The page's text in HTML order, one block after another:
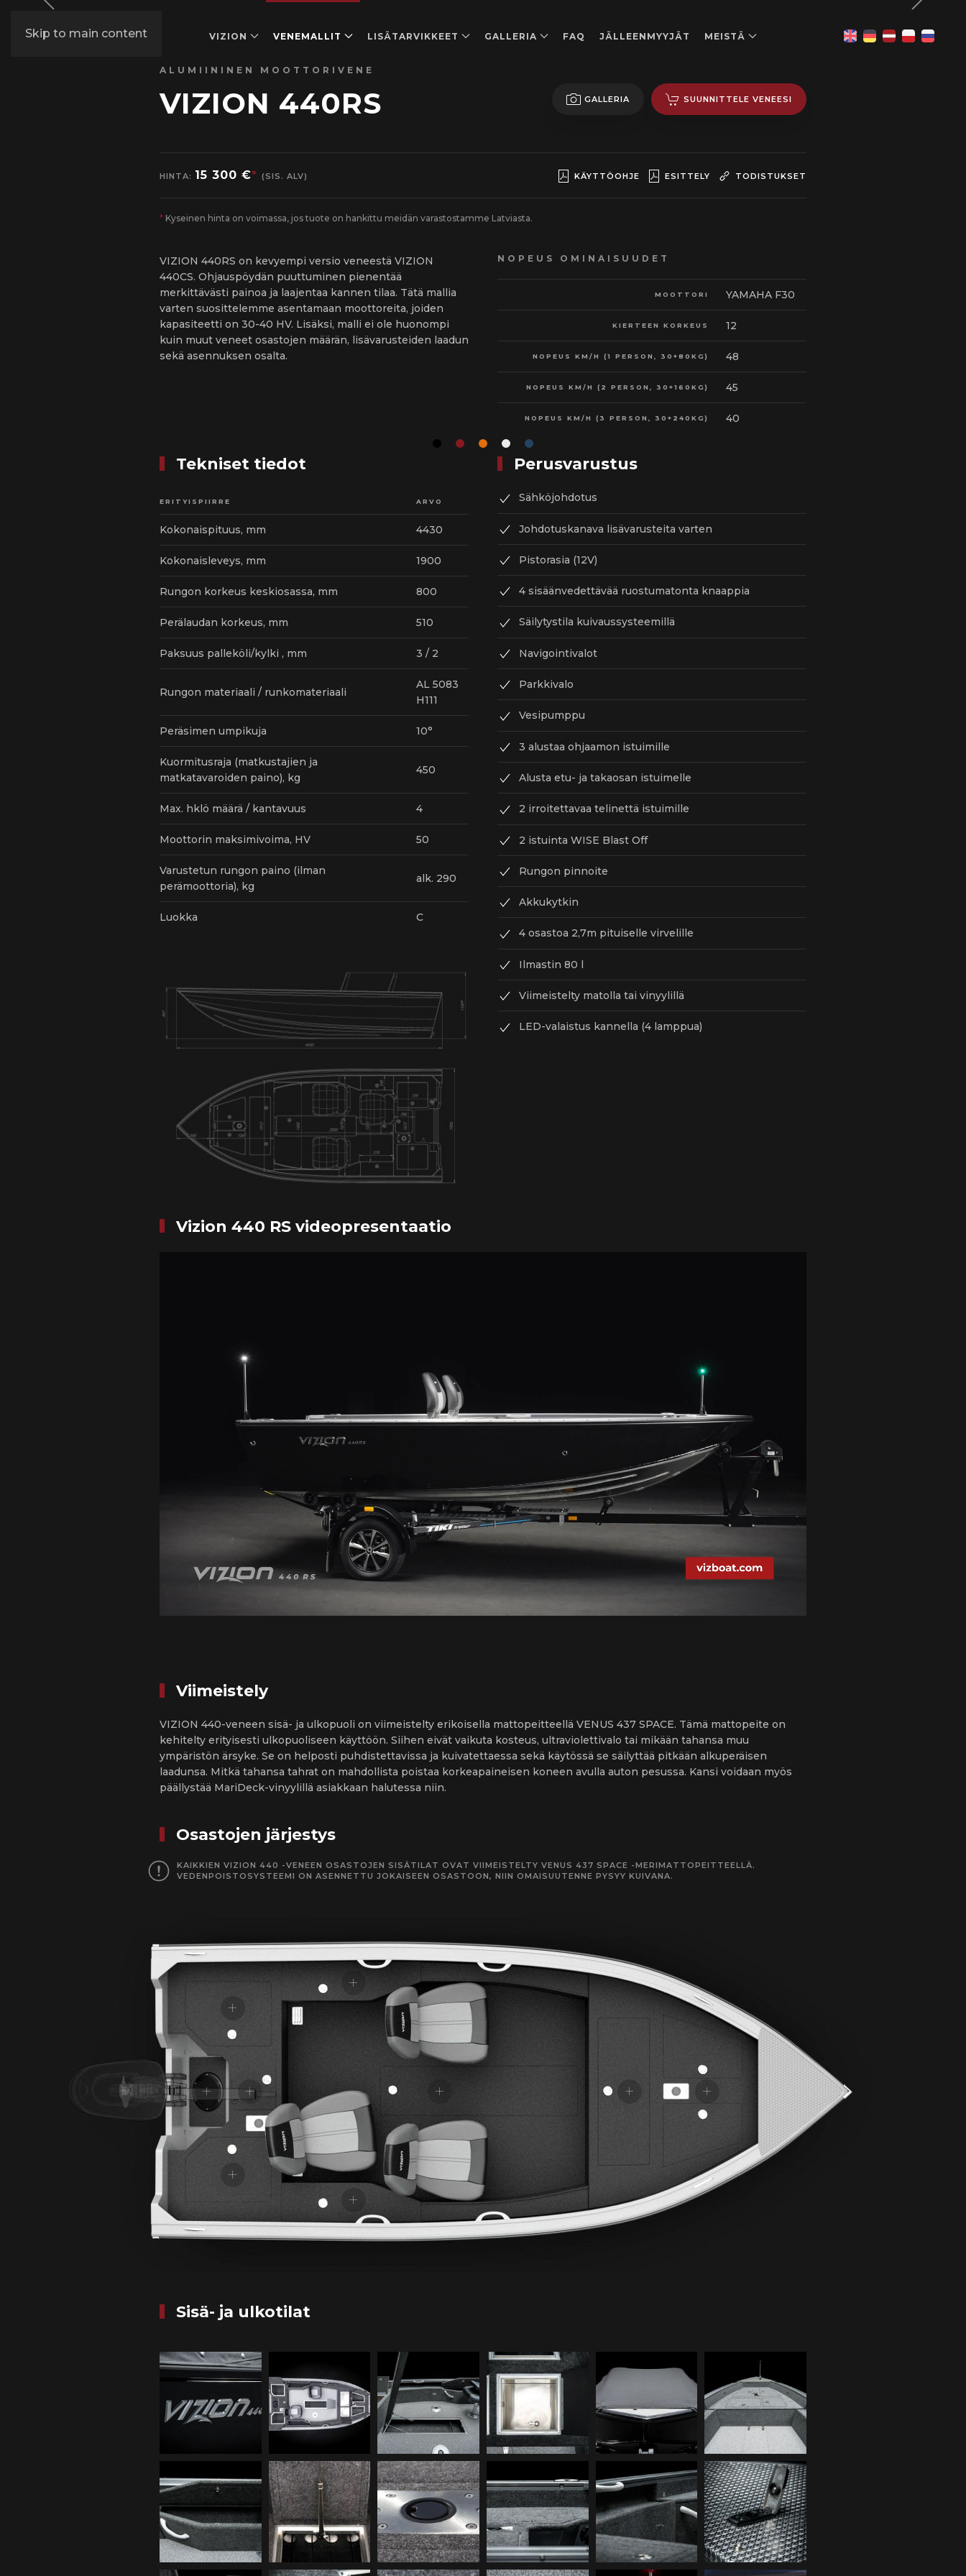
Skip to main content VIZION VENEMALLIT LISÄTARVIKKEET GALLERIA FAQ JÄLLEENMYYJÄT MEISTÄ
ALUMIININEN MOOTTORIVENE
VIZION 440RS GALLERIA SUUNNITTELE VENEESI
HINTA: 15 300 €* (SIS. ALV) KÄYTTÖOHJE ESITTELY TODISTUKSET
* Kyseinen hinta on voimassa, jos tuote on hankittu meidän varastostamme Latviasta.
VIZION 440RS on kevyempi versio veneestä VIZION
440CS. Ohjauspöydän puuttuminen pienentää
merkittävästi painoa ja laajentaa kannen tilaa. Tätä mallia
varten suosittelemme asentamaan moottoreita, joiden
kapasiteetti on 30-40 HV. Lisäksi, malli ei ole huonompi
kuin muut veneet osastojen määrän, lisävarusteiden laadun
sekä asennuksen osalta.
NOPEUS OMINAISUUDET
MOOTTORI YAMAHA F30
KIERTEEN KORKEUS 12
NOPEUS KM/H (1 PERSON, 30+80KG) 48
NOPEUS KM/H (2 PERSON, 30+160KG) 45
NOPEUS KM/H (3 PERSON, 30+240KG) 40
Tekniset tiedot
ERITYISPIIRRE ARVO
Kokonaispituus, mm 4430
Kokonaisleveys, mm 1900
Rungon korkeus keskiosassa, mm 800
Perälaudan korkeus, mm 510
Paksuus palleköli/kylki , mm 3 / 2
Rungon materiaali / runkomateriaali
AL 5083
H111
Peräsimen umpikuja 10°
Kuormitusraja (matkustajien ja
matkatavaroiden paino), kg
450
Max. hklö määrä / kantavuus 4
Moottorin maksimivoima, HV 50
Varustetun rungon paino (ilman
perämoottoria), kg
alk. 290
Luokka С
Perusvarustus
Sähköjohdotus
Johdotuskanava lisävarusteita varten
Pistorasia (12V)
4 sisäänvedettävää ruostumatonta knaappia
Säilytystila kuivaussysteemillä
Navigointivalot
Parkkivalo
Vesipumppu
3 alustaa ohjaamon istuimille
Alusta etu- ja takaosan istuimelle
2 irroitettavaa telinettä istuimille
2 istuinta WISE Blast Off
Rungon pinnoite
Akkukytkin
4 osastoa 2,7m pituiselle virvelille
Ilmastin 80 l
Viimeistelty matolla tai vinyylillä
LED-valaistus kannella (4 lamppua)
Vizion 440 RS videopresentaatio
Viimeistely
VIZION 440-veneen sisä- ja ulkopuoli on viimeistelty erikoisella mattopeitteellä VENUS 437 SPACE. Tämä mattopeite on
kehitelty erityisesti ulkopuoliseen käyttöön. Siihen eivät vaikuta kosteus, ultraviolettivalo tai mikään tahansa muu
ympäristön ärsyke. Se on helposti puhdistettavissa ja kuivatettaessa sekä käytössä se säilyttää pitkään alkuperäisen
laadunsa. Mitkä tahansa tahrat on mahdollista poistaa korkeapaineisen koneen avulla auton pesussa. Kansi voidaan myös
päällystää MariDeck-vinyylillä asiakkaan halutessa niin.
Osastojen järjestys
KAIKKIEN VIZION 440 -VENEEN OSASTOJEN SISÄTILAT OVAT VIIMEISTELTY VENUS 437 SPACE -MERIMATTOPEITTEELLÄ.
VEDENPOISTOSYSTEEMI ON ASENNETTU JOKAISEEN OSASTOON, NIIN OMAISUUTENNE PYSYY KUIVANA.
Sisä- ja ulkotilat